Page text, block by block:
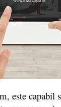
capabil